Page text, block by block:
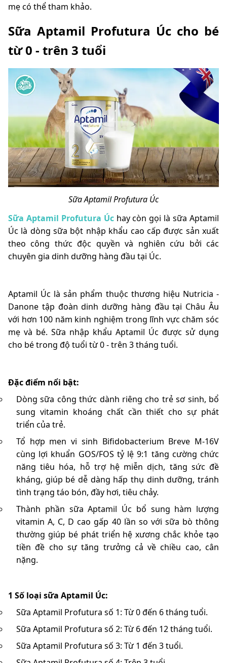
mẹ có thể tham khảo.
Sữa Aptamil Profutura Úc cho bé
từ 0 - trên 3 tuổi
Sữa Aptamil Profutura Úc
Sữa Aptamil Profutura Úc hay còn gọi là sữa Aptamil
Úc là dòng sữa bột nhập khẩu cao cấp được sản xuất
theo công thức độc quyền và nghiên cứu bởi các
chuyên gia dinh dưỡng hàng đầu tại Úc.
Aptamil Úc là sản phẩm thuộc thương hiệu Nutricia -
Danone tập đoàn dinh dưỡng hàng đầu tại Châu Âu
với hơn 100 năm kinh nghiệm trong lĩnh vực chăm sóc
mẹ và bé. Sữa nhập khẩu Aptamil Úc được sử dụng
cho bé trong độ tuổi từ 0 - trên 3 tháng tuổi.
Đặc điểm nổi bật:
Dòng sữa công thức dành riêng cho trẻ sơ sinh, bổ
sung vitamin khoáng chất cần thiết cho sự phát
triển của trẻ.
Tổ hợp men vi sinh Bifidobacterium Breve M-16V
cùng lợi khuẩn GOS/FOS tỷ lệ 9:1 tăng cường chức
năng tiêu hóa, hỗ trợ hệ miễn dịch, tăng sức đề
kháng, giúp bé dễ dàng hấp thụ dinh dưỡng, tránh
tình trạng táo bón, đầy hơi, tiêu chảy.
Thành phần sữa Aptamil Úc bổ sung hàm lượng
vitamin A, C, D cao gấp 40 lần so với sữa bò thông
thường giúp bé phát triển hệ xương chắc khỏe tạo
tiền đề cho sự tăng trưởng cả về chiều cao, cân
nặng.
1 Số loại sữa Aptamil Úc:
Sữa Aptamil Profutura số 1: Từ 0 đến 6 tháng tuổi.
Sữa Aptamil Profutura số 2: Từ 6 đến 12 tháng tuổi.
Sữa Aptamil Profutura số 3: Từ 1 đến 3 tuổi.